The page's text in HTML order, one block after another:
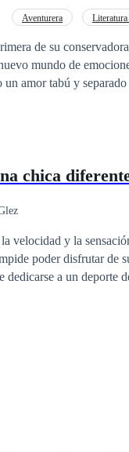
Aventurera
de su
mundo de
un amor tabú y
chica
velocidad y la
disfrutar de su pasión: la
dedicarse a un deporte
más sobre la historia